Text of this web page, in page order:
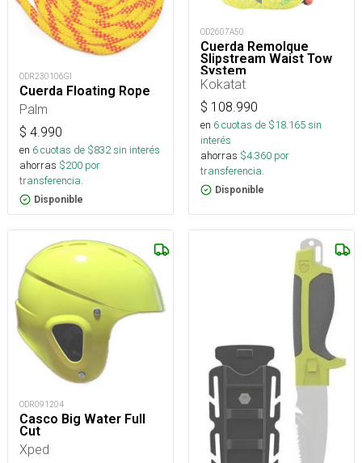
ODR230106GI
Cuerda Floating Rope
Palm
$ 4.990
en 6cuotas de $832sin interés
ahorras $200 por
transferencia.
Disponible
OD2607A50
Cuerda Remolque
Slipstream Waist Tow
System
Kokatat
$ 108.990
en 6cuotas de $18.165sin
interés
ahorras $4.360 por
transferencia.
Disponible
ODR091204
Casco Big Water Full
Cut
Xped